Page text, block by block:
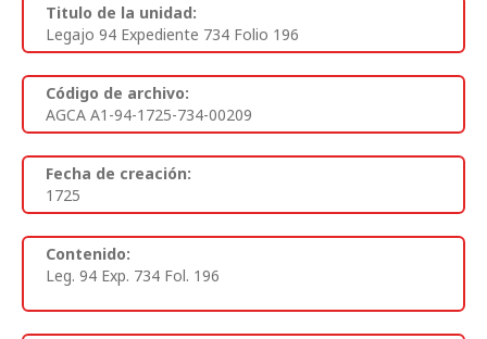
Titulo de la unidad:
Legajo 94 Expediente 734 Folio 196
Código de archivo:
AGCA A1-94-1725-734-00209
Fecha de creación:
1725
Contenido:
Leg. 94 Exp. 734 Fol. 196